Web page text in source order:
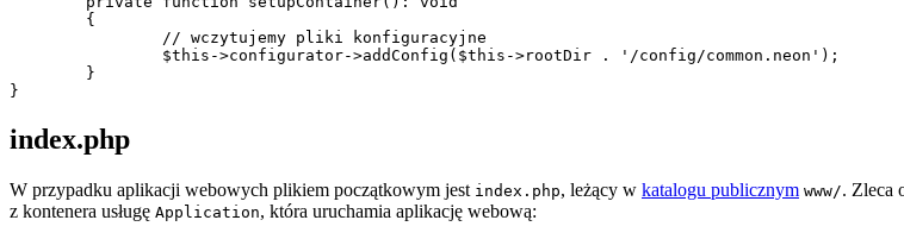
index.php
W przypadku aplikacji webowych plikiem początkowym jest index.php, leżący w katalogu publicznym www/. Zleca
z kontenera usługę Application, która uruchamia aplikację webową: